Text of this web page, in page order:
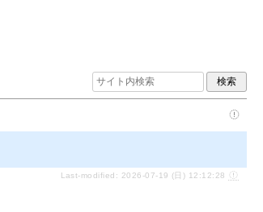
Last-modified: 2026-07-19 (日) 12:12:28